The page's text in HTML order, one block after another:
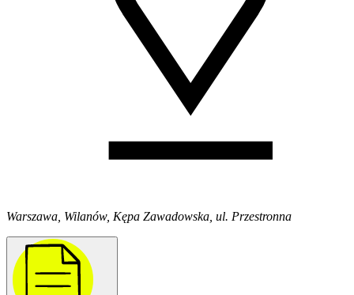
Warszawa, Wilanów, Kępa Zawadowska, ul. Przestronna